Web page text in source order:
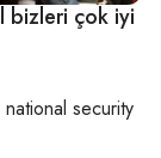
bizleri çok iyi
security